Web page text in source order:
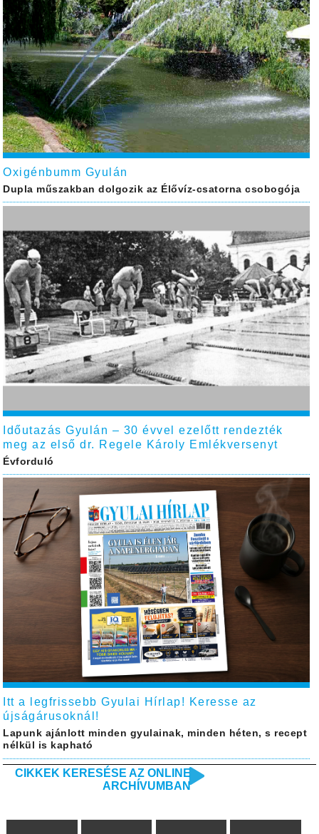
Oxigénbumm Gyulán
Dupla műszakban dolgozik az Élővíz-csatorna csobogója
Időutazás Gyulán – 30 évvel ezelőtt rendezték
meg az első dr. Regele Károly Emlékversenyt
Évforduló
Itt a legfrissebb Gyulai Hírlap! Keresse az
újságárusoknál!
Lapunk ajánlott minden gyulainak, minden héten, s recept
nélkül is kapható
CIKKEK KERESÉSE AZ ONLINE
ARCHÍVUMBAN